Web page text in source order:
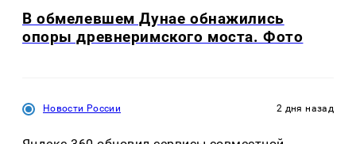
В обмелевшем Дунае обнажились
опоры древнеримского моста. Фото
Новости России 2 дня назад